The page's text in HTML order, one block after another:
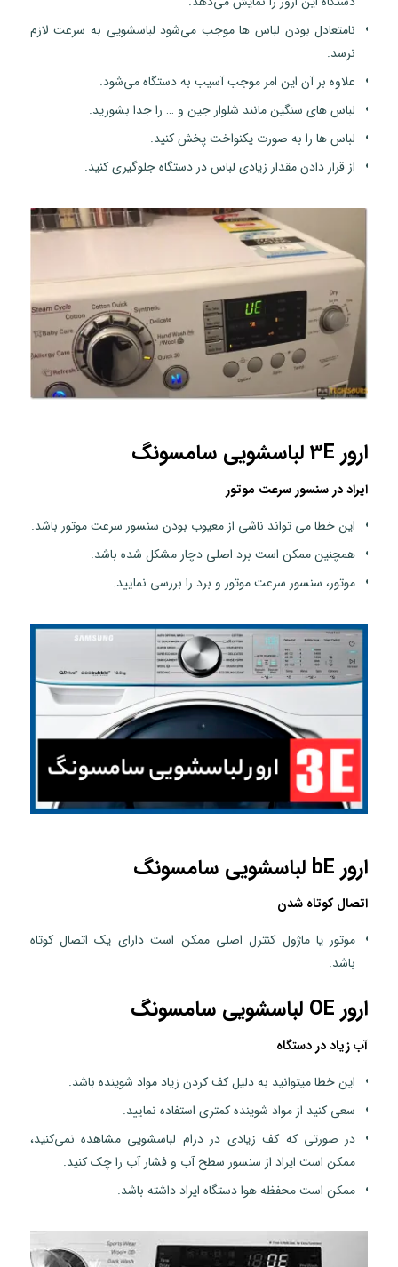
نامتعادل بودن لباس ها موجب می‌شود لباسشویی به سرعت لازم
نرسد.
علاوه بر آن این امر موجب آسیب به دستگاه می‌شود.
لباس های سنگین مانند شلوار جین و … را جدا بشورید.
لباس ها را به صورت یکنواخت پخش کنید.
از قرار دادن مقدار زیادی لباس در دستگاه جلوگیری کنید.
ارور 3E لباسشویی سامسونگ
ایراد در سنسور سرعت موتور
این خطا می تواند ناشی از معیوب بودن سنسور سرعت موتور باشد.
همچنین ممکن است برد اصلی دچار مشکل شده باشد.
موتور، سنسور سرعت موتور و برد را بررسی نمایید.
ارور bE لباسشویی سامسونگ
اتصال کوتاه شدن
موتور یا ماژول کنترل اصلی ممکن است دارای یک اتصال کوتاه
باشد.
ارور OE لباسشویی سامسونگ
آب زیاد در دستگاه
این خطا میتوانید به دلیل کف کردن زیاد مواد شوینده باشد.
سعی کنید از مواد شوینده کمتری استفاده نمایید.
در صورتی که کف زیادی در درام لباسشویی مشاهده نمی‌کنید،
ممکن است ایراد از سنسور سطح آب و فشار آب را چک کنید.
ممکن است محفظه هوا دستگاه ایراد داشته باشد.